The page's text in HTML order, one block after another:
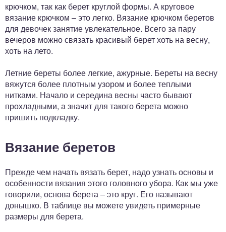
крючком, так как берет круглой формы. А круговое
вязание крючком – это легко. Вязание крючком беретов
для девочек занятие увлекательное. Всего за пару
вечеров можно связать красивый берет хоть на весну,
хоть на лето.
Летние береты более легкие, ажурные. Береты на весну
вяжутся более плотным узором и более теплыми
нитками. Начало и середина весны часто бывают
прохладными, а значит для такого берета можно
пришить подкладку.
Вязание беретов
Прежде чем начать вязать берет, надо узнать основы и
особенности вязания этого головного убора. Как мы уже
говорили, основа берета – это круг. Его называют
донышко. В таблице вы можете увидеть примерные
размеры для берета.